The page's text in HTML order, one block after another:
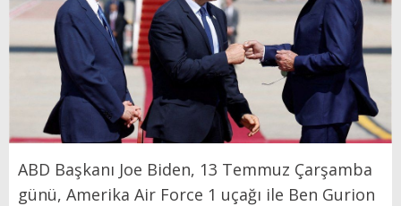
ABD Başkanı Joe Biden, 13 Temmuz Çarşamba
günü, Amerika Air Force 1 uçağı ile Ben Gurion